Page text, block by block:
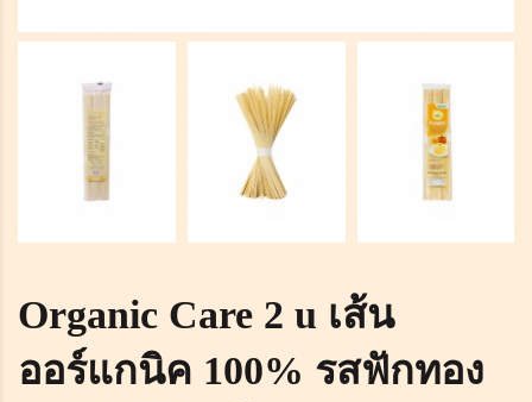
Organic Care 2 u เส้น
ออร์แกนิค 100% รสฟักทอง